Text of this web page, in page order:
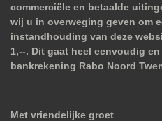
commerciële en betaalde
wij u in overweging geven om
instandhouding van deze
1,--. Dit gaat heel eenvoudig
bankrekening Rabo Noord
Met vriendelijke groet